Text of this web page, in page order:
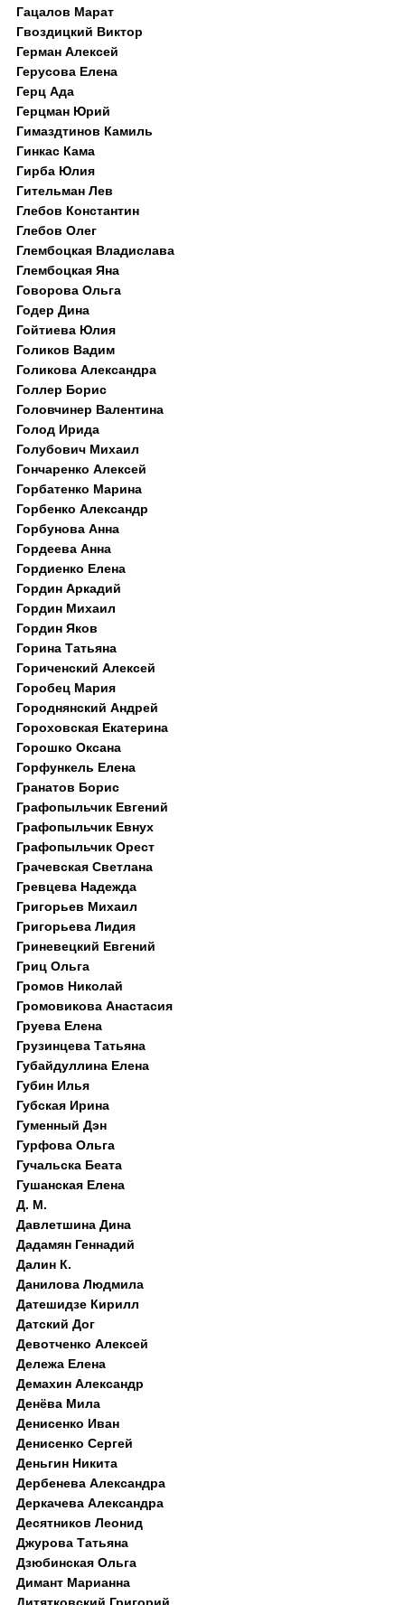
Гацалов Марат
Гвоздицкий Виктор
Герман Алексей
Герусова Елена
Герц Ада
Герцман Юрий
Гимаздтинов Камиль
Гинкас Кама
Гирба Юлия
Гительман Лев
Глебов Константин
Глебов Олег
Глембоцкая Владислава
Глембоцкая Яна
Говорова Ольга
Годер Дина
Гойтиева Юлия
Голиков Вадим
Голикова Александра
Голлер Борис
Головчинер Валентина
Голод Ирида
Голубович Михаил
Гончаренко Алексей
Горбатенко Марина
Горбенко Александр
Горбунова Анна
Гордеева Анна
Гордиенко Елена
Гордин Аркадий
Гордин Михаил
Гордин Яков
Горина Татьяна
Гориченский Алексей
Горобец Мария
Городнянский Андрей
Гороховская Екатерина
Горошко Оксана
Горфункель Елена
Гранатов Борис
Графопыльчик Евгений
Графопыльчик Евнух
Графопыльчик Орест
Грачевская Светлана
Гревцева Надежда
Григорьев Михаил
Григорьева Лидия
Гриневецкий Евгений
Гриц Ольга
Громов Николай
Громовикова Анастасия
Груева Елена
Грузинцева Татьяна
Губайдуллина Елена
Губин Илья
Губская Ирина
Гуменный Дэн
Гурфова Ольга
Гучальска Беата
Гушанская Елена
Д. M.
Давлетшина Дина
Дадамян Геннадий
Далин К.
Данилова Людмила
Датешидзе Кирилл
Датский Дог
Девотченко Алексей
Дележа Елена
Демахин Александр
Денёва Мила
Денисенко Иван
Денисенко Сергей
Деньгин Никита
Дербенева Александра
Деркачева Александра
Десятников Леонид
Джурова Татьяна
Дзюбинская Ольга
Димант Марианна